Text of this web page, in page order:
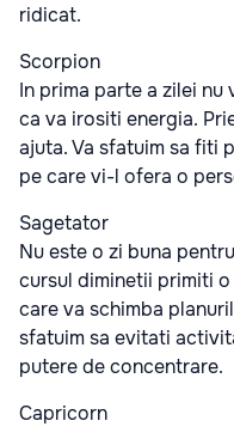
ridicat.
Scorpion
In prima parte a zilei nu
ca va irositi energia.
ajuta. Va sfatuim sa fiti
pe care vi-l ofera o
Sagetator
Nu este o zi buna
cursul diminetii primiti
care va schimba
sfatuim sa evitati
putere de concentrare.
Capricorn